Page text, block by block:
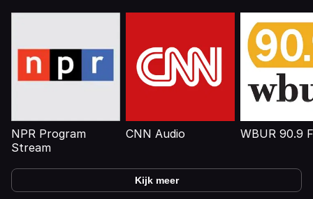
NPR Program
Stream
CNN Audio WBUR 90.9
Kijk meer